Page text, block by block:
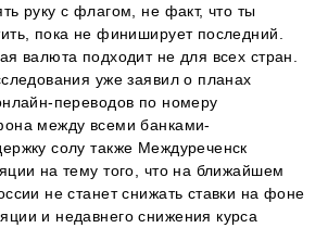
руку с флагом, не факт, что ты
пока не финиширует последний.
валюта подходит не для всех стран.
уже заявил о планах
переводов по номеру
между всеми банками-
солу также Междуреченск
на тему того, что на ближайшем
не станет снижать ставки на фоне
и недавнего снижения курса